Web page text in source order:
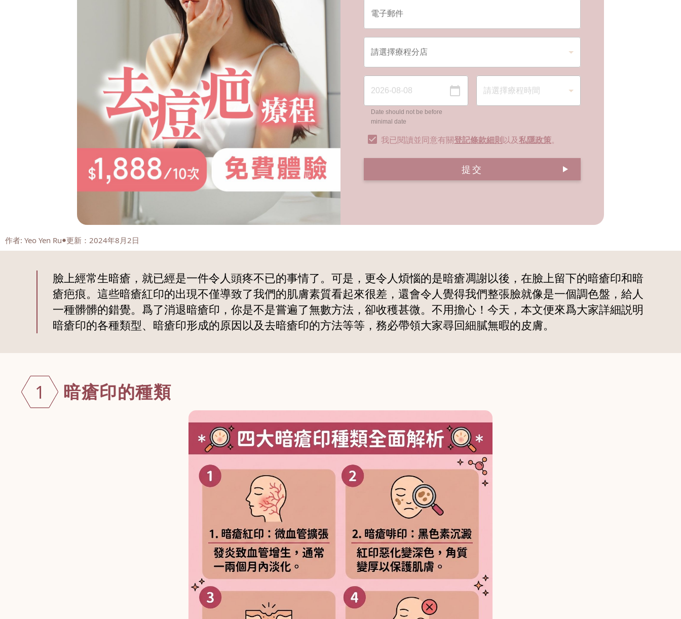
Date should not be before
minimal date
我已閱讀並同意有關登記條款細則以及私隱政策。
提交
作者: Yeo Yen Ru 更新：2024年8月2日
臉上經常生暗瘡，就已經是一件令人頭疼不已的事情了。可是，更令人煩惱的是暗瘡凋謝以後，在臉上留下的暗瘡印和暗
瘡疤痕。這些暗瘡紅印的出現不僅導致了我們的肌膚素質看起來很差，還會令人覺得我們整張臉就像是一個調色盤，給人
一種髒髒的錯覺。爲了消退暗瘡印，你是不是嘗遍了無數方法，卻收穫甚微。不用擔心！今天，本文便來爲大家詳細説明
暗瘡印的各種類型、暗瘡印形成的原因以及去暗瘡印的方法等等，務必帶領大家尋回細膩無暇的皮膚。
1 暗瘡印的種類